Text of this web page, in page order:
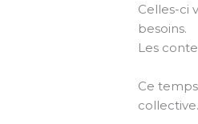
Celles-ci
besoins.
Les
Ce
collective.